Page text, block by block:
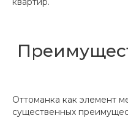
Оттоманка как элемент
существенных